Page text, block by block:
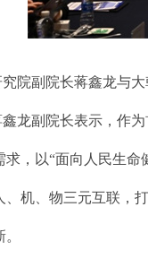
究院副院长蒋鑫龙与
鑫龙副院长表示，作
求，以“面向人民生命
、机、物三元互联，